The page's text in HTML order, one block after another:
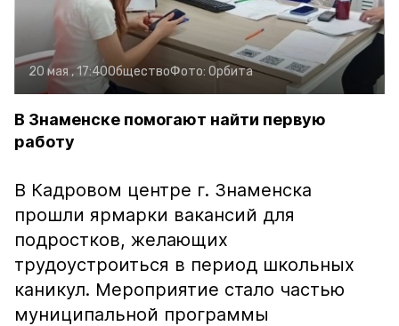
20 мая , 17:40ОбществоФото: Орбита
В Знаменске помогают найти первую
работу
В Кадровом центре г. Знаменска
прошли ярмарки вакансий для
подростков, желающих
трудоустроиться в период школьных
каникул. Мероприятие стало частью
муниципальной программы